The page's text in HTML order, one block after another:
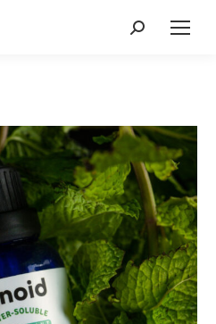
Search: